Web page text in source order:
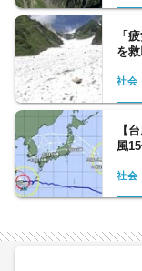
「
を
社会
【
風
社会